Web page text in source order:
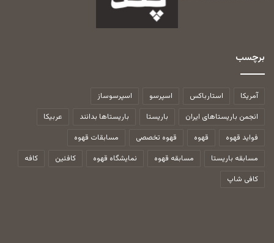
برچسب
آمریکا استارباکس اسپرسو
اسپرسوساز
انجمن باریستاهای ایران
باریستا باریستاها بدانند
عربیکا
فواید قهوه
قهوه قهوه تخصصی
مسابقات قهوه
مسابقه باریستا
مسابقه قهوه نمایشگاه قهوه کافئین
کافه
کافی شاپ